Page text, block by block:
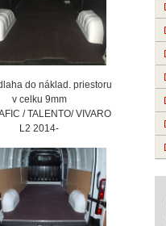
do náklad. priestoru
9mm
/ TALENTO/ VIVARO
2014-